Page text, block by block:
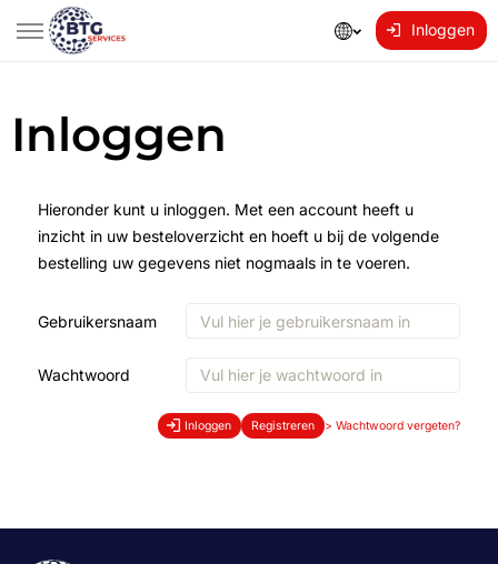
Inloggen
Inloggen
Hieronder kunt u inloggen. Met een account heeft u
inzicht in uw besteloverzicht en hoeft u bij de volgende
bestelling uw gegevens niet nogmaals in te voeren.
Gebruikersnaam
Wachtwoord
Inloggen Registreren > Wachtwoord vergeten?